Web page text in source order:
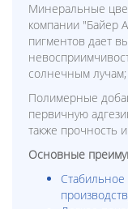
Минеральные
компании "Байер
пигментов дает
солнечным лучам;
Полимерные
первичную
также прочность
Основные
Стабильное